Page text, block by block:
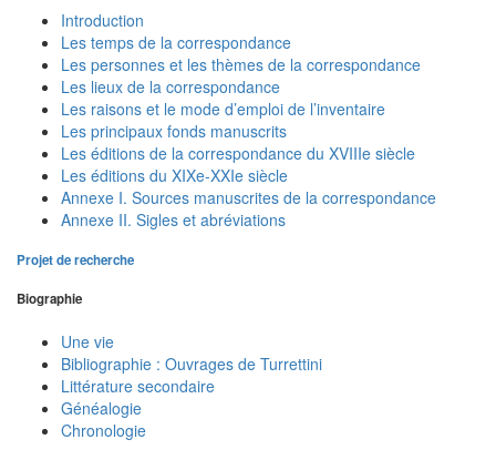
Introduction
Les temps de la correspondance
Les personnes et les thèmes de la correspondance
Les lieux de la correspondance
Les raisons et le mode d’emploi de l’inventaire
Les principaux fonds manuscrits
Les éditions de la correspondance du XVIIIe siècle
Les éditions du XIXe-XXIe siècle
Annexe I. Sources manuscrites de la correspondance
Annexe II. Sigles et abréviations
Projet de recherche
Biographie
Une vie
Bibliographie : Ouvrages de Turrettini
Littérature secondaire
Généalogie
Chronologie